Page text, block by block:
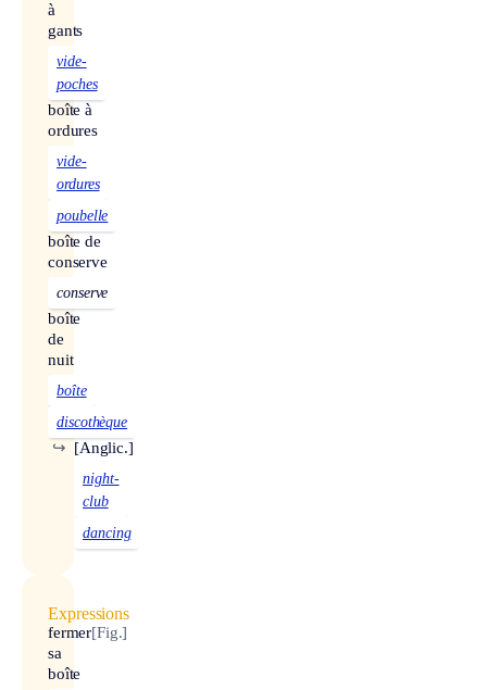
à
gants
vide-
poches
boîte à
ordures
vide-
ordures
poubelle
boîte de
conserve
conserve
boîte
de
nuit
boîte
discothèque
[Anglic.]
↪
night-
club
dancing
Expressions
fermer
sa
boîte
[Fig.]